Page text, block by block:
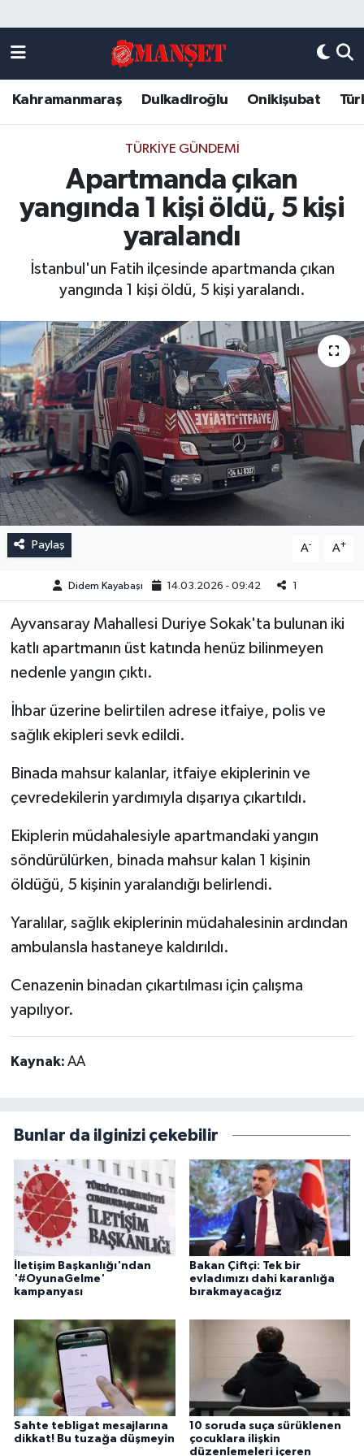
Kahramanmaraş Dulkadiroğlu Onikişubat
TÜRKIYE GÜNDEMI
Apartmanda çıkan
yangında 1 kişi öldü, 5 kişi
yaralandı
İstanbul'un Fatih ilçesinde apartmanda çıkan
yangında 1 kişi öldü, 5 kişi yaralandı.
Paylaş A- A+
Didem Kayabaşı 14.03.2026 - 09:42 1
Ayvansaray Mahallesi Duriye Sokak'ta bulunan iki
katlı apartmanın üst katında henüz bilinmeyen
nedenle yangın çıktı.
İhbar üzerine belirtilen adrese itfaiye, polis ve
sağlık ekipleri sevk edildi.
Binada mahsur kalanlar, itfaiye ekiplerinin ve
çevredekilerin yardımıyla dışarıya çıkartıldı.
Ekiplerin müdahalesiyle apartmandaki yangın
söndürülürken, binada mahsur kalan 1 kişinin
öldüğü, 5 kişinin yaralandığı belirlendi.
Yaralılar, sağlık ekiplerinin müdahalesinin ardından
ambulansla hastaneye kaldırıldı.
Cenazenin binadan çıkartılması için çalışma
yapılıyor.
Kaynak: AA
Bunlar da ilginizi çekebilir
İletişim Başkanlığı'ndan
'#OyunaGelme'
kampanyası
Bakan Çiftçi: Tek bir
evladımızı dahi karanlığa
bırakmayacağız
Sahte tebligat mesajlarına
dikkat! Bu tuzağa düşmeyin
10 soruda suça sürüklenen
çocuklara ilişkin
düzenlemeleri içeren
DULKADİROĞLU
KAHRAMANMARAŞ
ONİKİŞUBAT
Künye
Kahramanmaraş Nöbetçi Eczaneler
Kahramanmaraş Hava Durumu
Kahramanmaraş Trafik Yoğunluk Haritası
Süper Lig Puan Durumu ve Fikstür
Son Dakika Haberleri